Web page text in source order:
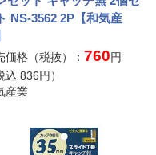
NS-3562 2P【和気産
価格（税抜）： 760円
込836円）
産業